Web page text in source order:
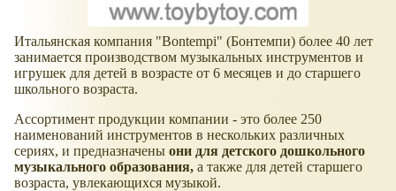
Итальянская компания "Bontempi" (Бонтемпи) более 40 лет
занимается производством музыкальных инструментов и
игрушек для детей в возрасте от 6 месяцев и до старшего
школьного возраста.
Ассортимент продукции компании - это более 250
наименований инструментов в нескольких различных
сериях, и предназначены они для детского дошкольного
музыкального образования, а также для детей старшего
возраста, увлекающихся музыкой.